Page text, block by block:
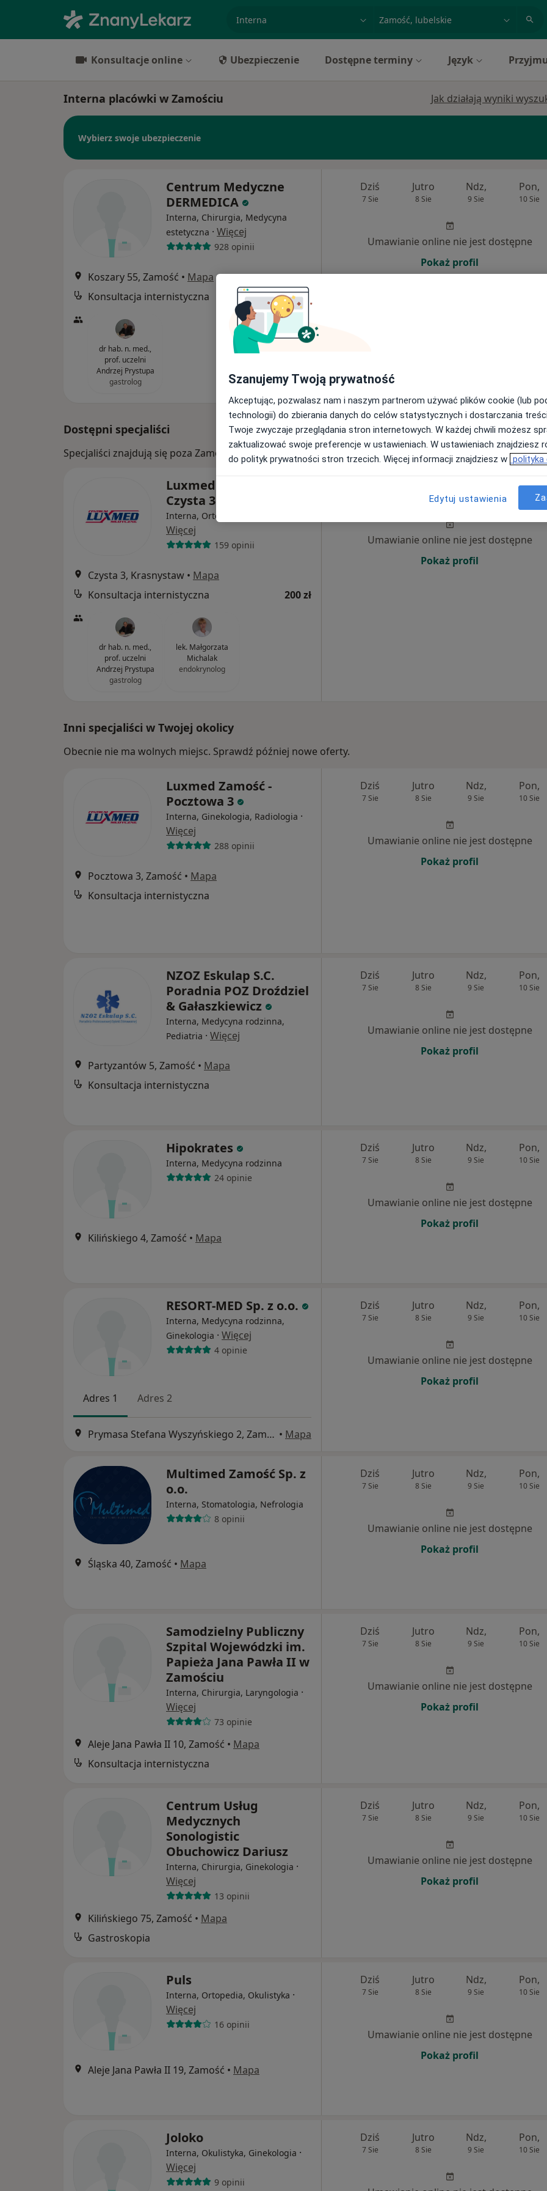
miasto lub dzielnica
Konsultacje online Ubezpieczenie Dostępne terminy Język
Interna placówki w Zamościu Jak działają wyniki
Wybierz swoje ubezpieczenie
Centrum Medyczne
DERMEDICA
Interna, Chirurgia, Medycyna
estetyczna · Więcej
928 opinii
Koszary 55, Zamość • Mapa
Konsultacja internistyczna
280 zł
dr hab. n. med.,
prof. uczelni
Andrzej Prystupa
gastrolog
Dziś
7 Sie
Jutro
8 Sie
Ndz,
9 Sie
Pon,
10 Sie
Umawianie online nie jest dostępne
Pokaż profil
Dostępni specjaliści
Specjaliści znajdują się poza Zamość, lubelskie, w obszarach bliskich Twojemu wyszukiwaniu.
Luxmed Krasnystaw -
Czysta 3
Interna, Ortopedia, Kardiologia
Więcej
159 opinii
Czysta 3, Krasnystaw • Mapa
Konsultacja internistyczna
200 zł
dr hab. n. med.,
prof. uczelni
Andrzej Prystupa
gastrolog
lek. Małgorzata
Michalak
endokrynolog
8 Sie 9 Sie
Pon,
10 Sie
Umawianie online nie jest dostępne
Pokaż profil
Inni specjaliści w Twojej okolicy
Obecnie nie ma wolnych miejsc. Sprawdź później nowe oferty.
Luxmed Zamość -
Pocztowa 3
Interna, Ginekologia, Radiologia ·
Więcej
288 opinii
Pocztowa 3, Zamość • Mapa
Konsultacja internistyczna
Dziś
7 Sie
Jutro
8 Sie
Ndz,
9 Sie
Pon,
10 Sie
Umawianie online nie jest dostępne
Pokaż profil
NZOZ Eskulap S.C.
Poradnia POZ Droździel
& Gałaszkiewicz
Interna, Medycyna rodzinna,
Pediatria · Więcej
Partyzantów 5, Zamość • Mapa
Konsultacja internistyczna
Dziś
7 Sie
Jutro
8 Sie
Ndz,
9 Sie
Pon,
10 Sie
Umawianie online nie jest dostępne
Pokaż profil
Hipokrates
Interna, Medycyna rodzinna
24 opinie
Kilińskiego 4, Zamość • Mapa
Dziś
7 Sie
Jutro
8 Sie
Ndz,
9 Sie
Pon,
10 Sie
Umawianie online nie jest dostępne
Pokaż profil
RESORT-MED Sp. z o.o.
Interna, Medycyna rodzinna,
Ginekologia · Więcej
4 opinie
Adres 1 Adres 2
Prymasa Stefana Wyszyńskiego 2, Zamość • Mapa
Dziś
7 Sie
Jutro
8 Sie
Ndz,
9 Sie
Pon,
10 Sie
Umawianie online nie jest dostępne
Pokaż profil
Multimed Zamość Sp. z
o.o.
Interna, Stomatologia, Nefrologia
8 opinii
Śląska 40, Zamość • Mapa
Dziś
7 Sie
Jutro
8 Sie
Ndz,
9 Sie
Pon,
10 Sie
Umawianie online nie jest dostępne
Pokaż profil
Samodzielny Publiczny
Szpital Wojewódzki im.
Papieża Jana Pawła II w
Zamościu
Interna, Chirurgia, Laryngologia ·
Więcej
73 opinie
Aleje Jana Pawła II 10, Zamość • Mapa
Konsultacja internistyczna
Dziś
7 Sie
Jutro
8 Sie
Ndz,
9 Sie
Pon,
10 Sie
Umawianie online nie jest dostępne
Pokaż profil
Centrum Usług
Medycznych
Sonologistic
Obuchowicz Dariusz
Interna, Chirurgia, Ginekologia ·
Więcej
13 opinii
Kilińskiego 75, Zamość • Mapa
Gastroskopia
Dziś
7 Sie
Jutro
8 Sie
Ndz,
9 Sie
Pon,
10 Sie
Umawianie online nie jest dostępne
Pokaż profil
Puls
Interna, Ortopedia, Okulistyka ·
Więcej
16 opinii
Aleje Jana Pawła II 19, Zamość • Mapa
Dziś
7 Sie
Jutro
8 Sie
Ndz,
9 Sie
Pon,
10 Sie
Umawianie online nie jest dostępne
Pokaż profil
Joloko
Interna, Okulistyka, Ginekologia ·
Więcej
9 opinii
Dziś
7 Sie
Jutro
8 Sie
Ndz,
9 Sie
Pon,
10 Sie
Szanujemy Twoją prywatność
Akceptując, pozwalasz nam i naszym partnerom używać plików cookie (lub
technologii) do zbierania danych do celów statystycznych i dostarczania
Twoje zwyczaje przeglądania stron internetowych. W każdej chwili możesz
zaktualizować swoje preferencje w ustawieniach. W ustawieniach znajdziesz
do polityk prywatności stron trzecich. Więcej informacji znajdziesz w polityka
Edytuj ustawienia